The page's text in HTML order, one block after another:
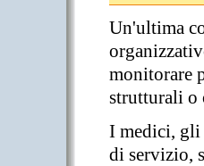
Un'ultima
monitorare
strutturali o
I medici, gli
di servizio,